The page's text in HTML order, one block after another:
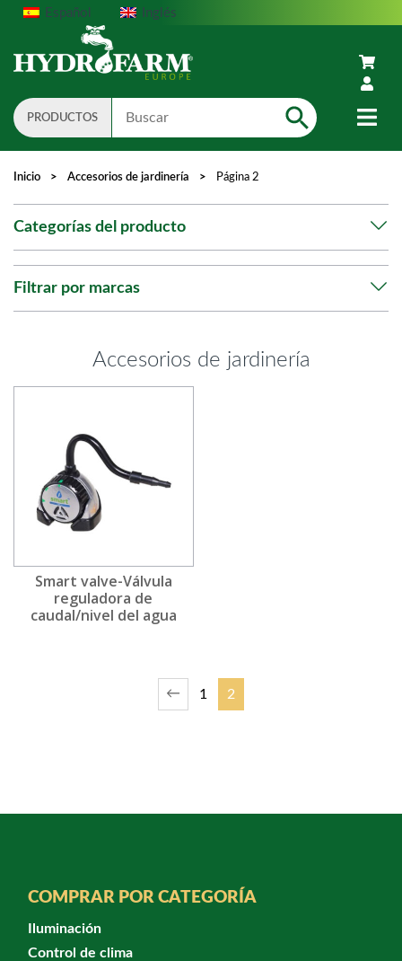
Español Inglés
Search
PRODUCTOS
Inicio > Accesorios de jardinería > Página 2
Accesorios de jardinería
Smart valve-Válvula
reguladora de
caudal/nivel del agua
← 1 2
Categorías del producto
Filtrar por marcas
COMPRAR POR CATEGORÍA
Iluminación
Control de clima